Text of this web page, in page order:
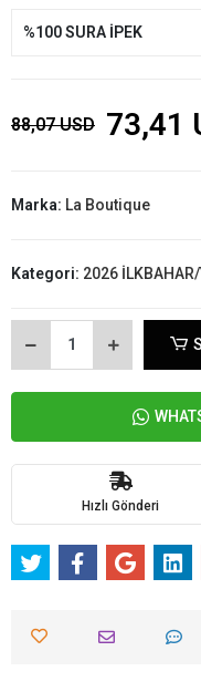
%100 SURA İPEK
88,07 USD 73,41
Marka: La Boutique
Kategori: 2026 İLKBAHAR/
Hızlı Gönderi